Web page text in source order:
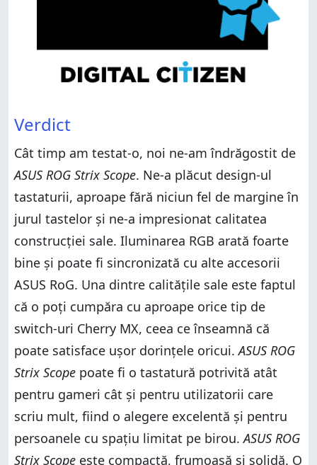
Verdict
Cât timp am testat-o, noi ne-am îndrăgostit de
ASUS ROG Strix Scope. Ne-a plăcut design-ul
tastaturii, aproape fără niciun fel de margine în
jurul tastelor și ne-a impresionat calitatea
construcției sale. Iluminarea RGB arată foarte
bine și poate fi sincronizată cu alte accesorii
ASUS RoG. Una dintre calitățile sale este faptul
că o poți cumpăra cu aproape orice tip de
switch-uri Cherry MX, ceea ce înseamnă că
poate satisface ușor dorințele oricui.ASUS ROG
Strix Scope poate fi o tastatură potrivită atât
pentru gameri cât și pentru utilizatorii care
scriu mult, fiind o alegere excelentă și pentru
persoanele cu spațiu limitat pe birou.ASUS ROG
Strix Scope este compactă, frumoasă și solidă. O